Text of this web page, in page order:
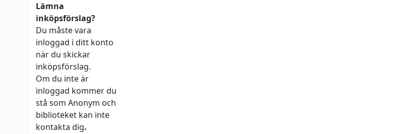
Lämna
inköpsförslag?
Du måste vara
inloggad i ditt konto
när du skickar
inköpsförslag.
Om du inte är
inloggad kommer du
stå som Anonym och
biblioteket kan inte
kontakta dig.